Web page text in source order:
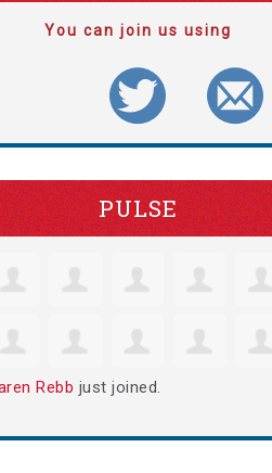
You can join us using
PULSE
Rebb just joined.